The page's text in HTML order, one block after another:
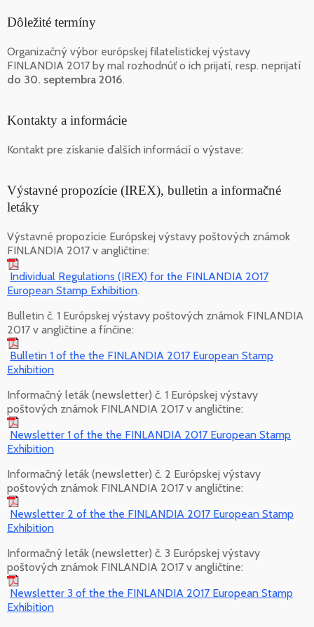
Dôležité termíny
Organizačný výbor európskej filatelistickej výstavy
FINLANDIA 2017 by mal rozhodnúť o ich prijatí, resp. neprijatí
do 30. septembra 2016.
Kontakty a informácie
Kontakt pre získanie ďalších informácií o výstave:
Výstavné propozície (IREX), bulletin a informačné
letáky
Výstavné propozície Európskej výstavy poštových známok
FINLANDIA 2017 v angličtine:
Individual Regulations (IREX) for the FINLANDIA 2017
European Stamp Exhibition.
Bulletin č. 1 Európskej výstavy poštových známok FINLANDIA
2017 v angličtine a fínčine:
Bulletin 1 of the the FINLANDIA 2017 European Stamp
Exhibition
Informačný leták (newsletter) č. 1 Európskej výstavy
poštových známok FINLANDIA 2017 v angličtine:
Newsletter 1 of the the FINLANDIA 2017 European Stamp
Exhibition
Informačný leták (newsletter) č. 2 Európskej výstavy
poštových známok FINLANDIA 2017 v angličtine:
Newsletter 2 of the the FINLANDIA 2017 European Stamp
Exhibition
Informačný leták (newsletter) č. 3 Európskej výstavy
poštových známok FINLANDIA 2017 v angličtine:
Newsletter 3 of the the FINLANDIA 2017 European Stamp
Exhibition